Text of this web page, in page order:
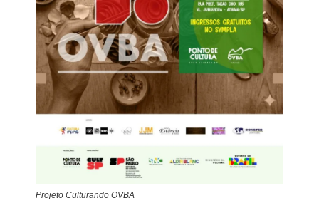
Projeto Culturando OVBA